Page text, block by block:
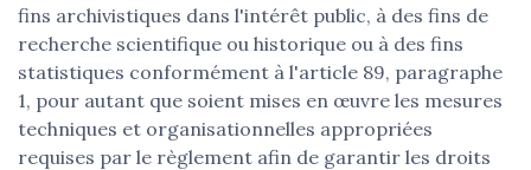
fins archivistiques dans l'intérêt public, à des fins de
recherche scientifique ou historique ou à des fins
statistiques conformément à l'article 89, paragraphe
1, pour autant que soient mises en œuvre les mesures
techniques et organisationnelles appropriées
requises par le règlement afin de garantir les droits